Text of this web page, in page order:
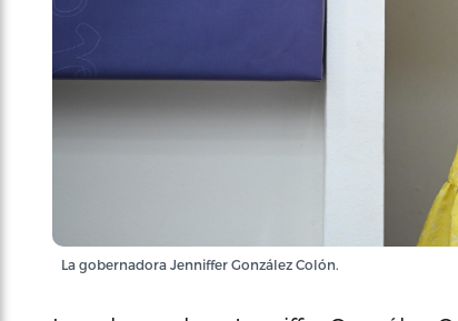
La gobernadora Jenniffer González Colón.